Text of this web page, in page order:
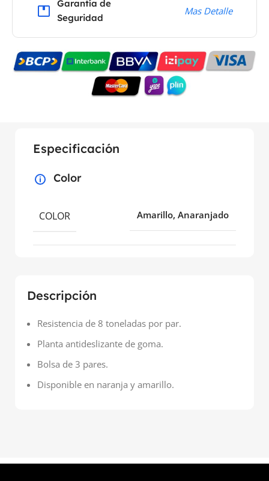
Garantía de
Seguridad
Mas Detalle
Descripción
Resistencia de 8 toneladas por par.
Planta antideslizante de goma.
Bolsa de 3 pares.
Disponible en naranja y amarillo.
Especificación
Color
COLOR Amarillo, Anaranjado